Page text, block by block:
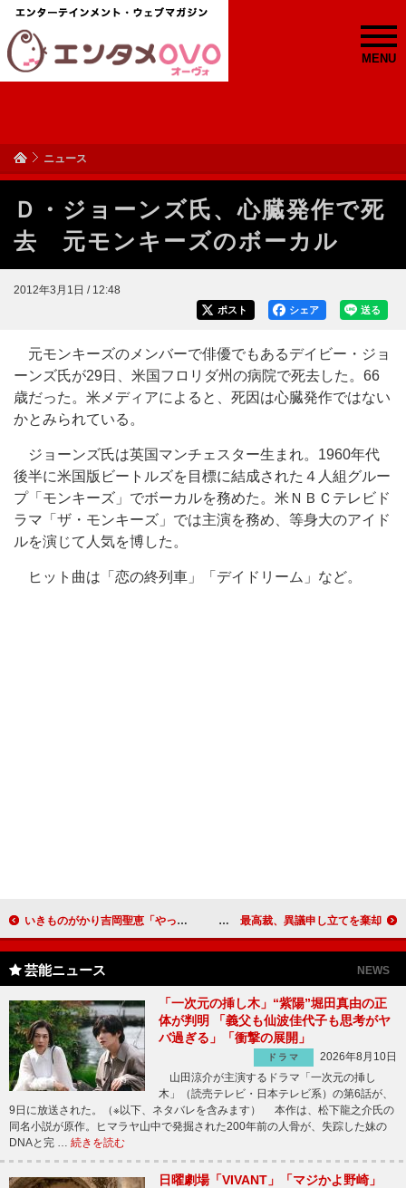
MENU
ニュース
Ｄ・ジョーンズ氏、心臓発作で死
去 元モンキーズのボーカル
2012年3月1日 / 12:48
送る
シェア
ポスト
元モンキーズのメンバーで俳優でもあるデイビー・ジョ
ーンズ氏が29日、米国フロリダ州の病院で死去した。66
歳だった。米メディアによると、死因は心臓発作ではない
かとみられている。
ジョーンズ氏は英国マンチェスター生まれ。1960年代
後半に米国版ビートルズを目標に結成された４人組グルー
プ「モンキーズ」でボーカルを務めた。米ＮＢＣテレビド
ラマ「ザ・モンキーズ」では主演を務め、等身大のアイド
ルを演じて人気を博した。
ヒット曲は「恋の終列車」「デイドリーム」など。
いきものがかり吉岡聖恵「やっと７歳になれた」 「まだ誕生日に慣れてない」 押尾学被告、近々収監へ 最高裁、異議申し立てを棄却
芸能ニュース NEWS
「一次元の挿し木」“紫陽”堀田真由の正
体が判明 「義父も仙波佳代子も思考がヤ
バ過ぎる」「衝撃の展開」
ドラマ
2026年8月10日
山田涼介が主演するドラマ「一次元の挿し
木」（読売テレビ・日本テレビ系）の第6話が、
9日に放送された。（※以下、ネタバレを含みます） 本作は、松下龍之介氏の
同名小説が原作。ヒマラヤ山中で発掘された200年前の人骨が、失踪した妹の
DNAと完 … 続きを読む
日曜劇場「VIVANT」「マジかよ野崎」